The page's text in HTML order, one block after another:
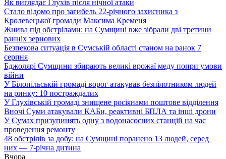
Як виглядає Глухів після нічної атаки
Стало відомо про загибель 22-річного захисника з
Кролевецької громади Максима Кременя
Жнива під обстрілами: на Сумщині вже зібрали дві третини
ранніх зернових
Безпекова ситуація в Сумській області станом на ранок 7
серпня
Бджолярі Сумщини збирають великі врожаї меду попри умови
війни
У Білопільській громаді ворог атакував безпілотником людей
на ринку: 10 постраждалих
У Глухівській громаді знищене росіянами поштове відділення
Вночі Суми атакували КАБи, реактивні БПЛА та інші дрони
У Сумах призупинять одну з водонасосних станцій на час
проведення ремонту
48 обстрілів за добу: на Сумщині поранено 13 людей, серед
них — 7-річна дитина
Вчора